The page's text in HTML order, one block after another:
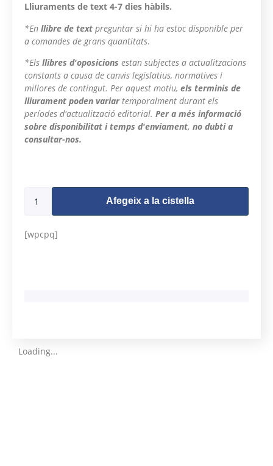
Lliuraments de text 4-7 dies hàbils.
*En llibre de text preguntar si hi ha estoc disponible per
a comandes de grans quantitats.
*Els llibres d'oposicions estan subjectes a actualitzacions
constants a causa de canvis legislatius, normatives i
millores de contingut. Per aquest motiu, els terminis de
lliurament poden variartemporalment durant els
períodes d'actualització editorial. Per a més informació
sobre disponibilitat i temps d'enviament, no dubti a
consultar-nos.
Afegeix a la cistella
[wpcpq]
Loading...